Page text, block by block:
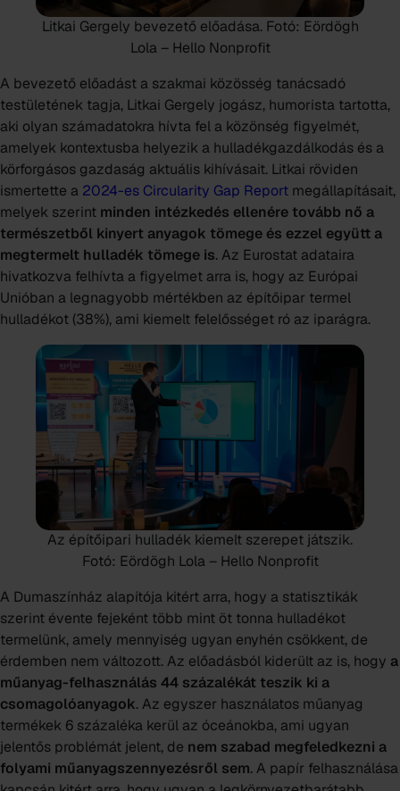
Litkai Gergely bevezető előadása. Fotó: Eördögh
Lola – Hello Nonprofit
A bevezető előadást a szakmai közösség tanácsadó
testületének tagja, Litkai Gergely jogász, humorista tartotta,
aki olyan számadatokra hívta fel a közönség figyelmét,
amelyek kontextusba helyezik a hulladékgazdálkodás és a
körforgásos gazdaság aktuális kihívásait. Litkai röviden
ismertette a 2024-es Circularity Gap Report megállapításait,
melyek szerint minden intézkedés ellenére tovább nő a
természetből kinyert anyagok tömege és ezzel együtt a
megtermelt hulladék tömege is. Az Eurostat adataira
hivatkozva felhívta a figyelmet arra is, hogy az Európai
Unióban a legnagyobb mértékben az építőipar termel
hulladékot (38%), ami kiemelt felelősséget ró az iparágra.
Az építőipari hulladék kiemelt szerepet játszik.
Fotó: Eördögh Lola – Hello Nonprofit
A Dumaszínház alapítója kitért arra, hogy a statisztikák
szerint évente fejeként több mint öt tonna hulladékot
termelünk, amely mennyiség ugyan enyhén csökkent, de
érdemben nem változott. Az előadásból kiderült az is, hogy a
műanyag-felhasználás 44 százalékát teszik ki a
csomagolóanyagok. Az egyszer használatos műanyag
termékek 6 százaléka kerül az óceánokba, ami ugyan
jelentős problémát jelent, de nem szabad megfeledkezni a
folyami műanyagszennyezésről sem. A papír felhasználása